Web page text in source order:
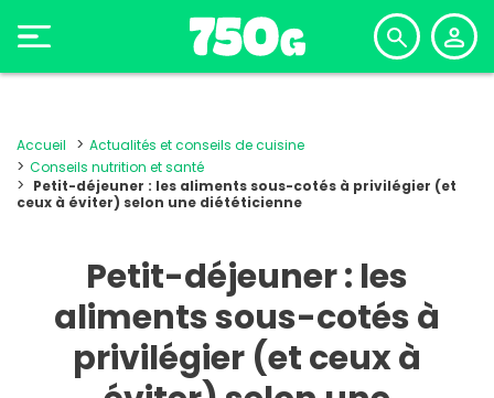
Accueil
Actualités et conseils de cuisine
Conseils nutrition et santé
Petit-déjeuner : les aliments sous-cotés à privilégier (et
ceux à éviter) selon une diététicienne
Petit-déjeuner : les
aliments sous-cotés à
privilégier (et ceux à